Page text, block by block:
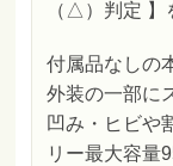
（△）判定 】
付属品なしの
外装の一部に
凹み・ヒビや
リー最大容量